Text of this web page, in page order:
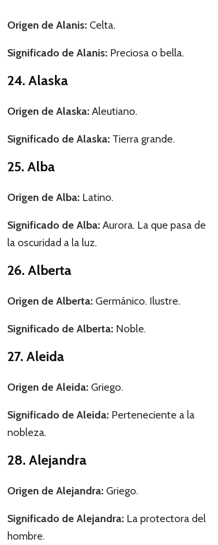
Origen de Alanis: Celta.
Significado de Alanis: Preciosa o bella.
24. Alaska
Origen de Alaska:Aleutiano.
Significado de Alaska: Tierra grande.
25. Alba
Origen de Alba: Latino.
Significado de Alba:Aurora. La que pasa de
la oscuridad a la luz.
26. Alberta
Origen de Alberta: Germánico. Ilustre.
Significado de Alberta: Noble.
27. Aleida
Origen de Aleida: Griego.
Significado de Aleida: Perteneciente a la
nobleza.
28. Alejandra
Origen de Alejandra: Griego.
Significado de Alejandra: La protectora del
hombre.